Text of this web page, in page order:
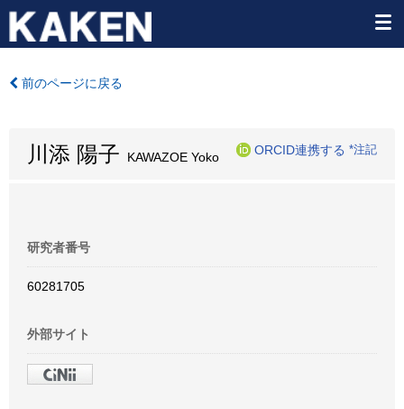
前のページに戻る
川添 陽子 KAWAZOE Yoko
ORCID連携する *注記
研究者番号
60281705
外部サイト